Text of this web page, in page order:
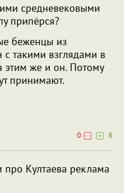
средневековыми
припёрся?
беженцы из
с такими взглядами в
этим же и он. Потому
принимают.
0
8
Култаева реклама